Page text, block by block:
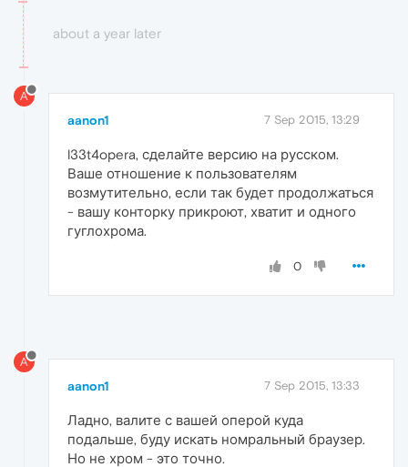
about a year later
A
aanon1 7 Sep 2015, 13:29
l33t4opera, сделайте версию на русском.
Ваше отношение к пользователям
возмутительно, если так будет продолжаться
- вашу конторку прикроют, хватит и одного
гуглохрома.
0
A
aanon1 7 Sep 2015, 13:33
Ладно, валите с вашей оперой куда
подальше, буду искать номральный браузер.
Но не хром - это точно.